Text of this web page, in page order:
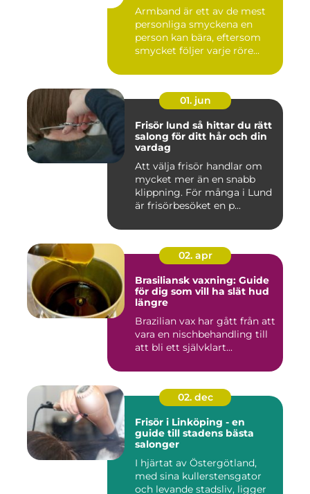
Armband är ett av de mest
personliga smyckena en
person kan bära, eftersom
smycket följer varje röre...
01. jun
Frisör lund så hittar du rätt
salong för ditt hår och din
vardag
Att välja frisör handlar om
mycket mer än en snabb
klippning. För många i Lund
är frisörbesöket en p...
02. apr
Brasiliansk vaxning: Guide
för dig som vill ha slät hud
längre
Brazilian vax har gått från att
vara en nischbehandling till
att bli ett självklart...
02. dec
Frisör i Linköping - en
guide till stadens bästa
salonger
I hjärtat av Östergötland,
med sina kullerstensgator
och levande stadsliv, ligger